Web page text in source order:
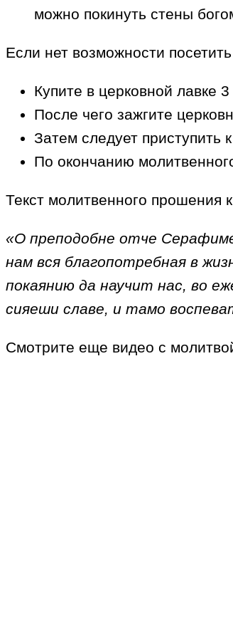
можно покинуть стены
Если нет возможности
Купите в церковной лавке
После чего зажгите
Затем следует приступить
По окончанию
Текст молитвенного прошения
«О преподобне отче
нам вся благопотребная в
покаянию да научит нас, во
сияеши славе, и тамо
Смотрите еще видео с